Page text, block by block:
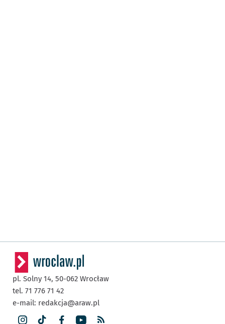
pl. Solny 14, 50-062 Wrocław
tel. 71 776 71 42
e-mail: redakcja@araw.pl